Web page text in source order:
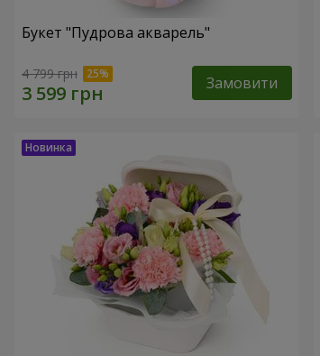
Букет "Пудрова акварель"
4 799 грн Замовити